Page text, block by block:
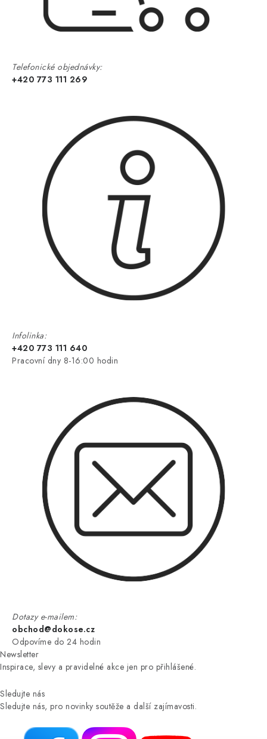
Telefonické objednávky:
+420 773 111 269
Infolinka:
+420 773 111 640
Pracovní dny 8-16:00 hodin
Dotazy e-mailem:
obchod@dokose.cz
Odpovíme do 24 hodin
Newsletter
Inspirace, slevy a pravidelné akce jen pro přihlášené.
Sledujte nás
Sledujte nás, pro novinky soutěže a další zajímavosti.